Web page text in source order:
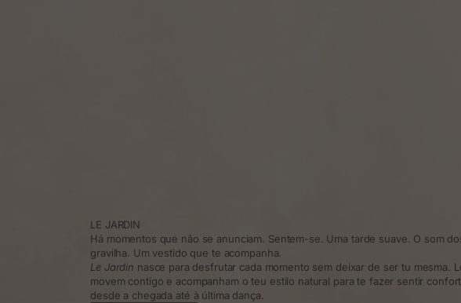
LE JARDIN
Há momentos que não se anunciam. Sentem-se. Uma tarde suave. O som
gravilha. Um vestido que te acompanha.
Le Jardin nasce para desfrutar cada momento sem deixar de ser tu mesma.
movem contigo e acompanham o teu estilo natural para te fazer sentir
desde a chegada até à última dança.